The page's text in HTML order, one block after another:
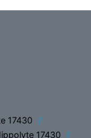
17430
17430